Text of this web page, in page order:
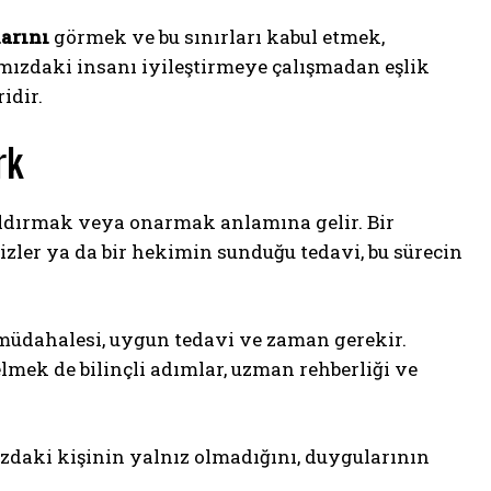
görmek ve bu sınırları kabul etmek,
insanı iyileştirmeye çalışmadan eşlik
veya onarmak anlamına gelir. Bir
ya da bir hekimin sunduğu tedavi, bu sürecin
uygun tedavi ve zaman gerekir.
de bilinçli adımlar, uzman rehberliği ve
kişinin yalnız olmadığını, duygularının